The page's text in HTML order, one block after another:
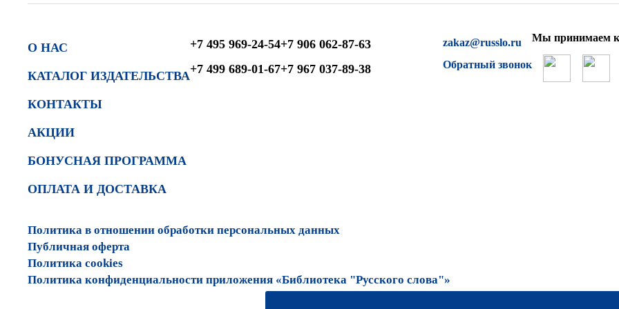
О НАС
КАТАЛОГ ИЗДАТЕЛЬСТВА
КОНТАКТЫ
АКЦИИ
БОНУСНАЯ ПРОГРАММА
ОПЛАТА И ДОСТАВКА
+7 495 969-24-54
+7 499 689-01-67
+7 906 062-87-63
+7 967 037-89-38
zakaz@russlo.ru
Обратный звонок
Мы принимаем к
Политика в отношении обработки персональных данных
Публичная оферта
Политика cookies
Политика конфиденциальности приложения «Библиотека "Русского слова"»